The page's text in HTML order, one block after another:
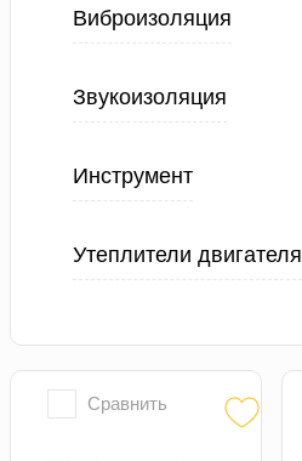
Виброизоляция
Звукоизоляция
Инструмент
Утеплители двигателя
Сравнить